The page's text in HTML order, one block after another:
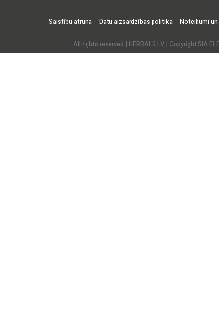
Saistību atruna Datu aizsardzības politika Noteikumi
All rights reserved | HERBALS.LV | Copyright SIA